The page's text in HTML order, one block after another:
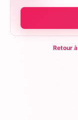
Retour